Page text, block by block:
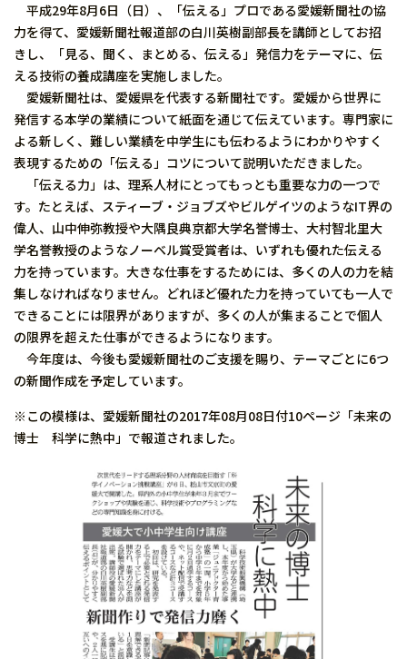
平成29年8月6日（日）、「伝える」プロである愛媛新聞社の協
力を得て、愛媛新聞社報道部の白川英樹副部長を講師としてお招
きし、「見る、聞く、まとめる、伝える」発信力をテーマに、伝
える技術の養成講座を実施しました。
愛媛新聞社は、愛媛県を代表する新聞社です。愛媛から世界に
発信する本学の業績について紙面を通じて伝えています。専門家に
よる新しく、難しい業績を中学生にも伝わるようにわかりやすく
表現するための「伝える」コツについて説明いただきました。
「伝える力」は、理系人材にとってもっとも重要な力の一つで
す。たとえば、スティーブ・ジョブズやビルゲイツのようなIT界の
偉人、山中伸弥教授や大隅良典京都大学名誉博士、大村智北里大
学名誉教授のようなノーベル賞受賞者は、いずれも優れた伝える
力を持っています。大きな仕事をするためには、多くの人の力を結
集しなければなりません。どれほど優れた力を持っていても一人で
できることには限界がありますが、多くの人が集まることで個人
の限界を超えた仕事ができるようになります。
今年度は、今後も愛媛新聞社のご支援を賜り、テーマごとに6つ
の新聞作成を予定しています。
※この模様は、愛媛新聞社の2017年08月08日付10ページ「未来の
博士 科学に熱中」で報道されました。